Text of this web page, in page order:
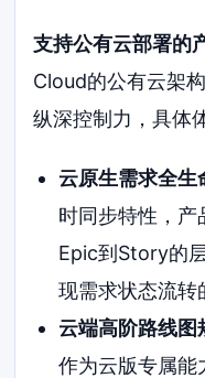
支持公有云部署的
Cloud的公有云架
纵深控制力，具体
云原生需求全生
时同步特性，产
Epic到Story的
现需求状态流转
云端高阶路线图
作为云版专属能